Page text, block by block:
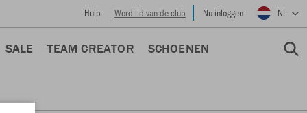
Hulp Word lid van de club Nu inloggen NL
SALE TEAM CREATOR SCHOENEN